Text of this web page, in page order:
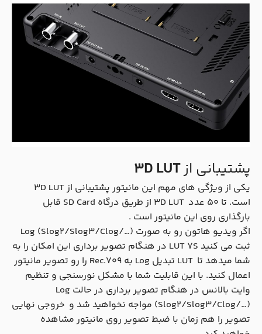
پشتیبانی از3D LUT
یکی از ویژگی های مهم این مانیتور پشتیبانی از 3D LUT
است. تا 50 عدد 3D LUT از طریق درگاه SD Card قابل
بارگذاری روی این مانیتور است .
اگر ویدیو هاتون رو به صورت Log (Slog2/Slog3/Clog/…)
ثبت می کنید LUT 7S در هنگام تصویر برداری این امکان را به
شما میدهد تا LUT تبدیل Log به Rec.709 را رو تصویر مانیتور
اعمال کنید. با این قابلیت شما با مشکل نورسنجی و تنظیم
وایت بالانس در هنگام تصویر برداری در حالت Log
(Slog2/Slog3/Clog/…) مواجه نخواهید شد و خروجی نهایی
تصویر را هم زمان با ضبط تصویر روی مانیتور مشاهده